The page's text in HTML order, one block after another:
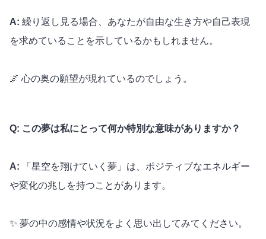
A: 繰り返し見る場合、あなたが自由な生き方や自己表現
を求めていることを示しているかもしれません。
🌌 心の奥の願望が現れているのでしょう。
Q: この夢は私にとって何か特別な意味がありますか？
A: 「星空を翔けていく夢」は、ポジティブなエネルギー
や変化の兆しを持つことがあります。
✨ 夢の中の感情や状況をよく思い出してみてください。